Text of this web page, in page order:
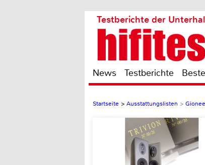
Testberichte der
News Testberichte
Startseite > Ausstattungslisten >